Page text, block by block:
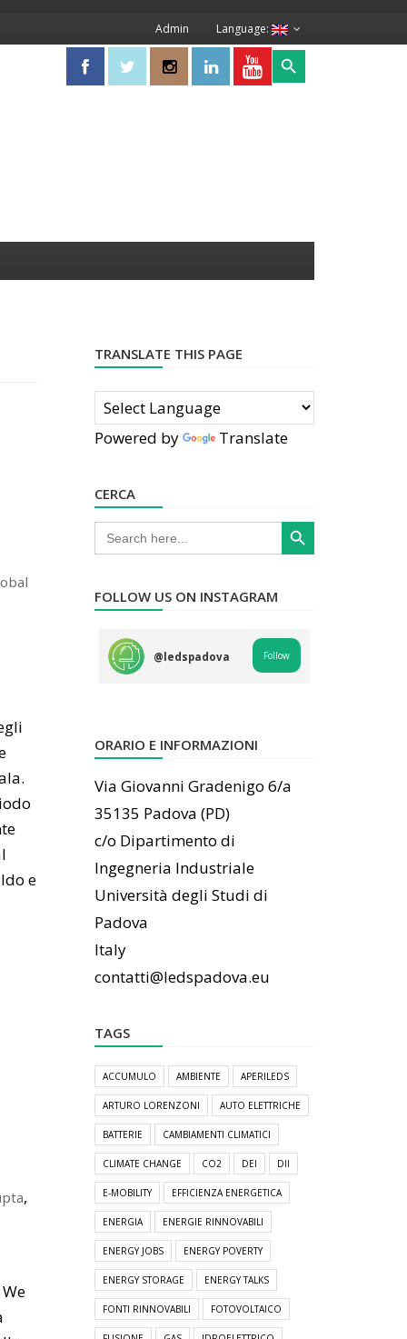
Admin Language:
Search
for:
Search Button
e
,
TRANSLATE THIS PAGE
Powered by Translate
CERCA
Search
for:
Search Button
FOLLOW US ON INSTAGRAM
@ledspadova Follow
ORARIO E INFORMAZIONI
Via Giovanni Gradenigo 6/a
35135 Padova (PD)
c/o Dipartimento di
Ingegneria Industriale
Università degli Studi di
Padova
Italy
contatti@ledspadova.eu
TAGS
ACCUMULO AMBIENTE APERILEDS
ARTURO LORENZONI AUTO ELETTRICHE
BATTERIE CAMBIAMENTI CLIMATICI
CLIMATE CHANGE CO2 DEI DII
E-MOBILITY EFFICIENZA ENERGETICA
ENERGIA ENERGIE RINNOVABILI
ENERGY JOBS ENERGY POVERTY
ENERGY STORAGE ENERGY TALKS
FONTI RINNOVABILI FOTOVOLTAICO